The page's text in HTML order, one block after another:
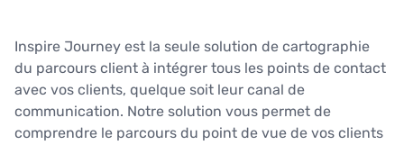
Inspire Journey est la seule solution de cartographie
du parcours client à intégrer tous les points de contact
avec vos clients, quelque soit leur canal de
communication. Notre solution vous permet de
comprendre le parcours du point de vue de vos clients